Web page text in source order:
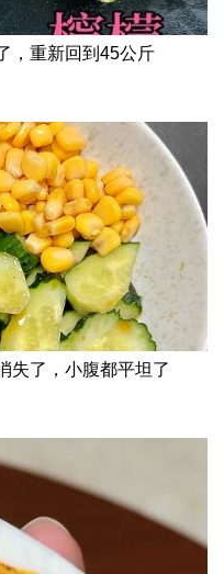
，重新回到45公斤
失了，小腹都平坦了